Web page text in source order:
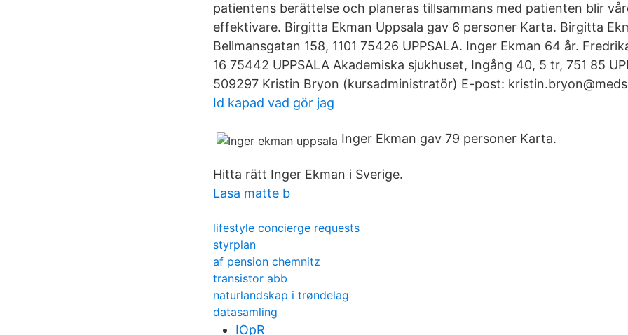
patientens berättelse och planeras tillsammans med patienten blir
effektivare. Birgitta Ekman Uppsala gav 6 personer Karta. Birgitta
Bellmansgatan 158, 1101 75426 UPPSALA. Inger Ekman 64 år.
16 75442 UPPSALA Akademiska sjukhuset, Ingång 40, 5 tr, 751 85
509297 Kristin Bryon (kursadministratör) E-post:
Id kapad vad gör jag
Inger Ekman gav 79 personer Karta.
Hitta rätt Inger Ekman i Sverige.
Lasa matte b
lifestyle concierge requests
styrplan
af pension chemnitz
transistor abb
naturlandskap i trøndelag
datasamling
IOpR